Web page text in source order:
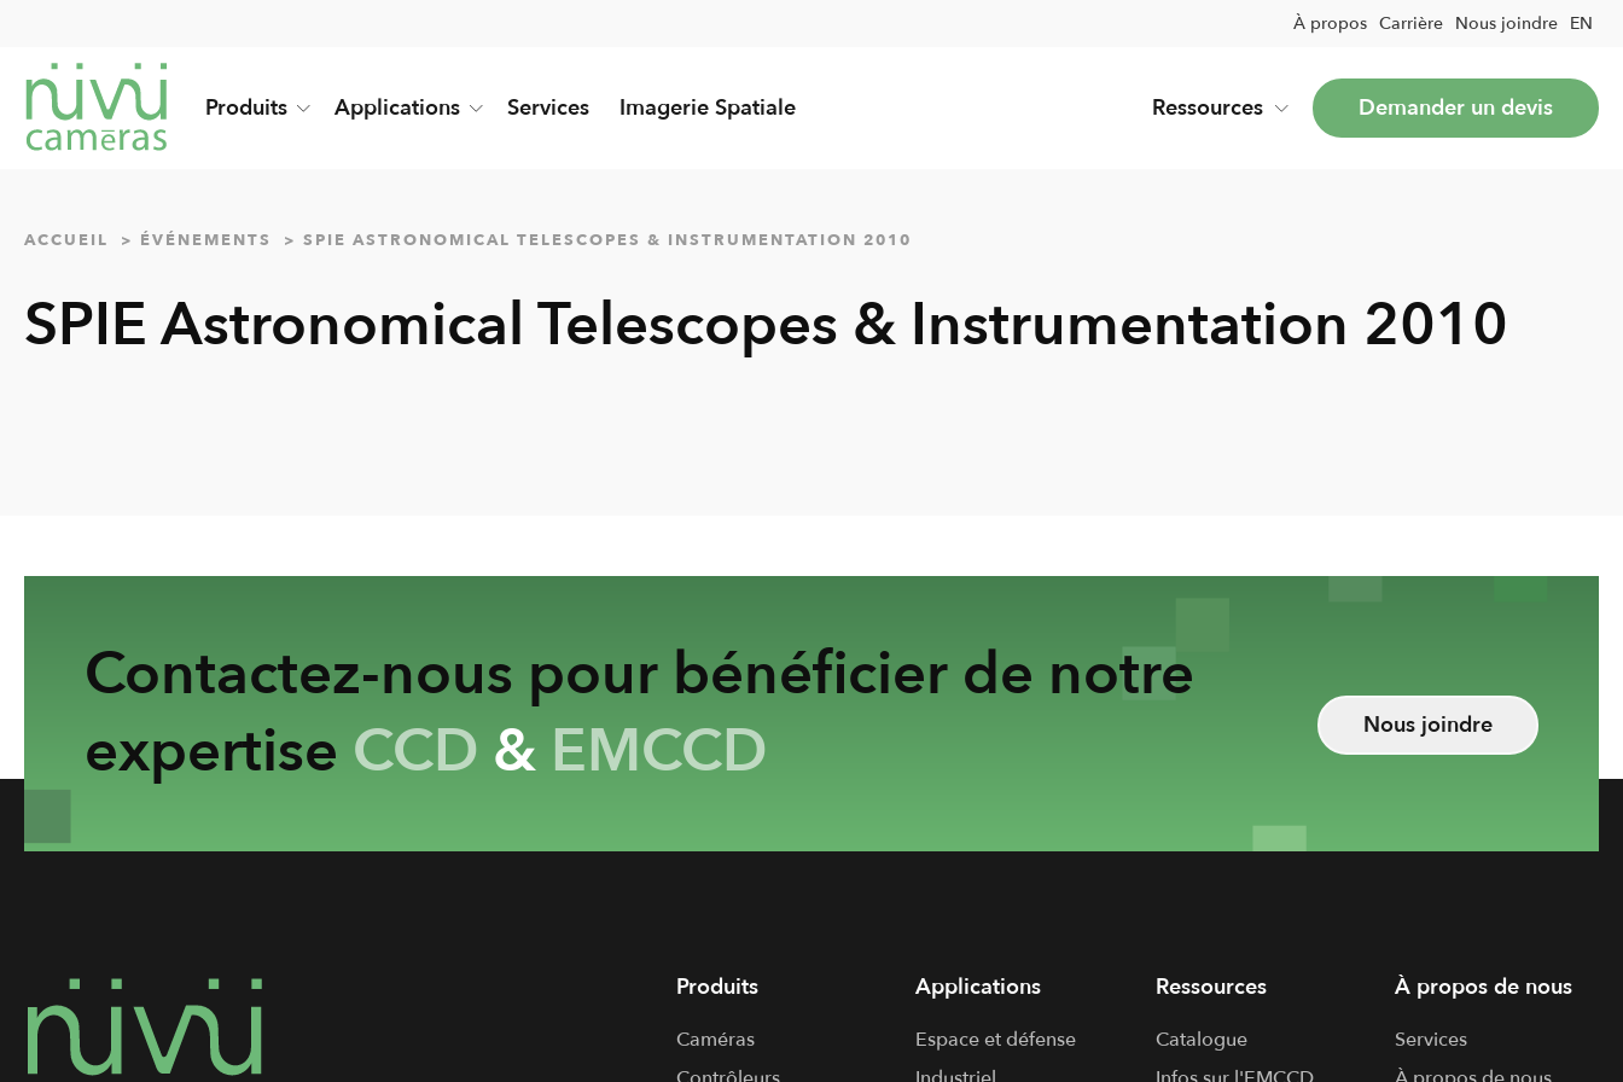
À propos Carrière Nous joindre EN
Produits Applications Services Imagerie Spatiale Ressources Demander un devis
ACCUEIL ÉVÉNEMENTS SPIE ASTRONOMICAL TELESCOPES & INSTRUMENTATION 2010
SPIE Astronomical Telescopes & Instrumentation 2010
Contactez-nous pour bénéficier de notre
expertise CCD & EMCCD Nous joindre
Produits
Caméras
Applications
Espace et défense
Ressources
Catalogue
À propos de nous
Services